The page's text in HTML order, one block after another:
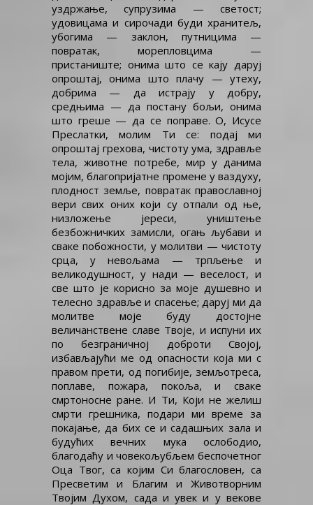
уздржање, супрузима — светост;
удовицама и сирочади буди хранитељ,
убогима — заклон, путницима —
повратак, морепловцима —
пристаниште; онима што се кају даруј
опроштај, онима што плачу — утеху,
добрима — да истрају у добру,
средњима — да постану бољи, онима
што греше — да се поправе. О, Исусе
Преслатки, молим Ти се: подај ми
опроштај грехова, чистоту ума, здравље
тела, животне потребе, мир у данима
мојим, благопријатне промене у ваздуху,
плодност земље, повратак православној
вери свих оних који су отпали од ње,
низложење јереси, уништење
безбожничких замисли, огањ љубави и
сваке побожности, у молитви — чистоту
срца, у невољама — трпљење и
великодушност, у нади — веселост, и
све што је корисно за моје душевно и
телесно здравље и спасење; даруј ми да
молитве моје буду достојне
величанствене славе Твоје, и испуни их
по безграничној доброти Својој,
избављајући ме од опасности која ми с
правом прети, од погибије, земљотреса,
поплаве, пожара, покоља, и сваке
смртоносне ране. И Ти, Који не желиш
смрти грешника, подари ми време за
покајање, да бих се и садашњих зала и
будућих вечних мука ослободио,
благодаћу и човекољубљем беспочетног
Оца Твог, са којим Си благословен, са
Пресветим и Благим и Животворним
Твојим Духом, сада и увек и у векове